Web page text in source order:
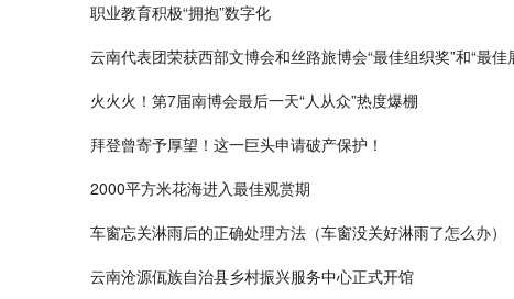
职业教育积极“拥抱”数字化
云南代表团荣获西部文博会和丝路旅博会“最佳组织奖”和“最佳
火火火！第7届南博会最后一天“人从众”热度爆棚
拜登曾寄予厚望！这一巨头申请破产保护！
2000平方米花海进入最佳观赏期
车窗忘关淋雨后的正确处理方法（车窗没关好淋雨了怎么办）
云南沧源佤族自治县乡村振兴服务中心正式开馆